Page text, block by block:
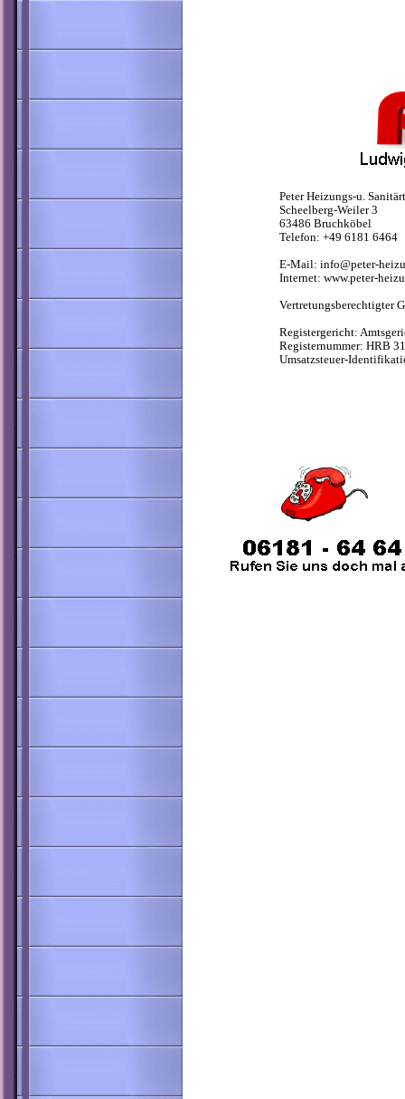
Peter Heizungs-u.
Scheelberg-Weiler 3
63486 Bruchköbel
Telefon: +49 6181 6464
E-Mail: info@peter-
Internet: www.peter-
Vertretungsberechtigter
Registergericht:
Registernummer: HRB
Umsatzsteuer-